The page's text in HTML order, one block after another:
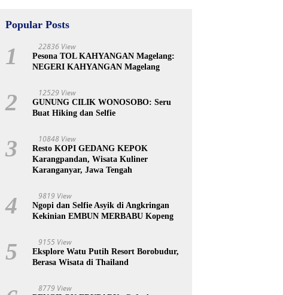
Popular Posts
1 22836 View
Pesona TOL KAHYANGAN Magelang:
NEGERI KAHYANGAN Magelang
2 12529 View
GUNUNG CILIK WONOSOBO: Seru
Buat Hiking dan Selfie
3 10848 View
Resto KOPI GEDANG KEPOK
Karangpandan, Wisata Kuliner
Karanganyar, Jawa Tengah
4 9819 View
Ngopi dan Selfie Asyik di Angkringan
Kekinian EMBUN MERBABU Kopeng
5 9155 View
Eksplore Watu Putih Resort Borobudur,
Berasa Wisata di Thailand
8779 View